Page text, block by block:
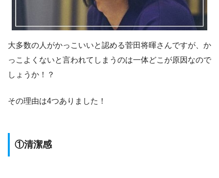
大多数の人がかっこいいと認める菅田将暉さんですが、か
っこよくないと言われてしまうのは一体どこが原因なので
しょうか！？
その理由は4つありました！
①清潔感